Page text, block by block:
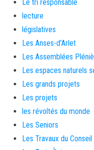
Le tri responsable
lecture
législatives
Les Anses-d'Arlet
Les Assemblées
Les espaces naturels
Les grands projets
Les projets
les révoltés du monde
Les Seniors
Les Travaux du